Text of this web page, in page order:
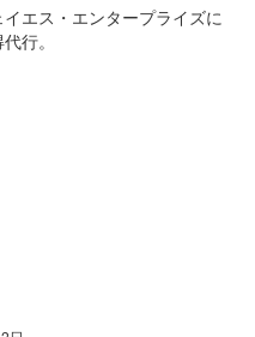
エス・エンタープライズに
行。